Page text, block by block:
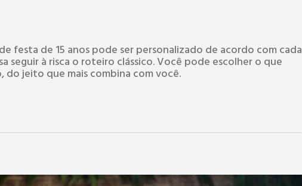
festa de 15 anos pode ser personalizado de acordo com cada
seguir à risca o roteiro clássico. Você pode escolher o que
do jeito que mais combina com você.